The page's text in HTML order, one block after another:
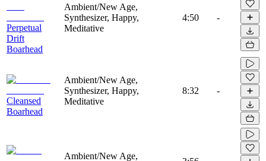
Perpetual
Drift
Boarhead
Ambient/New Age,
Synthesizer, Happy,
Meditative
4:50 -
Cleansed
Boarhead
Ambient/New Age,
Synthesizer, Happy,
Meditative
8:32 -
Ambient/New Age,